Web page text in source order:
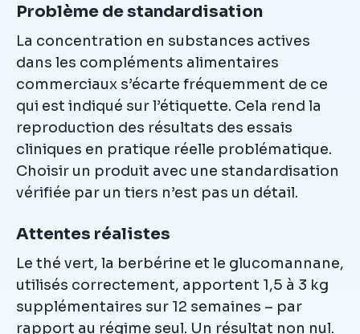
Problème de standardisation
La concentration en substances actives
dans les compléments alimentaires
commerciaux s’écarte fréquemment de ce
qui est indiqué sur l’étiquette. Cela rend la
reproduction des résultats des essais
cliniques en pratique réelle problématique.
Choisir un produit avec une standardisation
vérifiée par un tiers n’est pas un détail.
Attentes réalistes
Le thé vert, la berbérine et le glucomannane,
utilisés correctement, apportent 1,5 à 3 kg
supplémentaires sur 12 semaines – par
rapport au régime seul. Un résultat non nul.